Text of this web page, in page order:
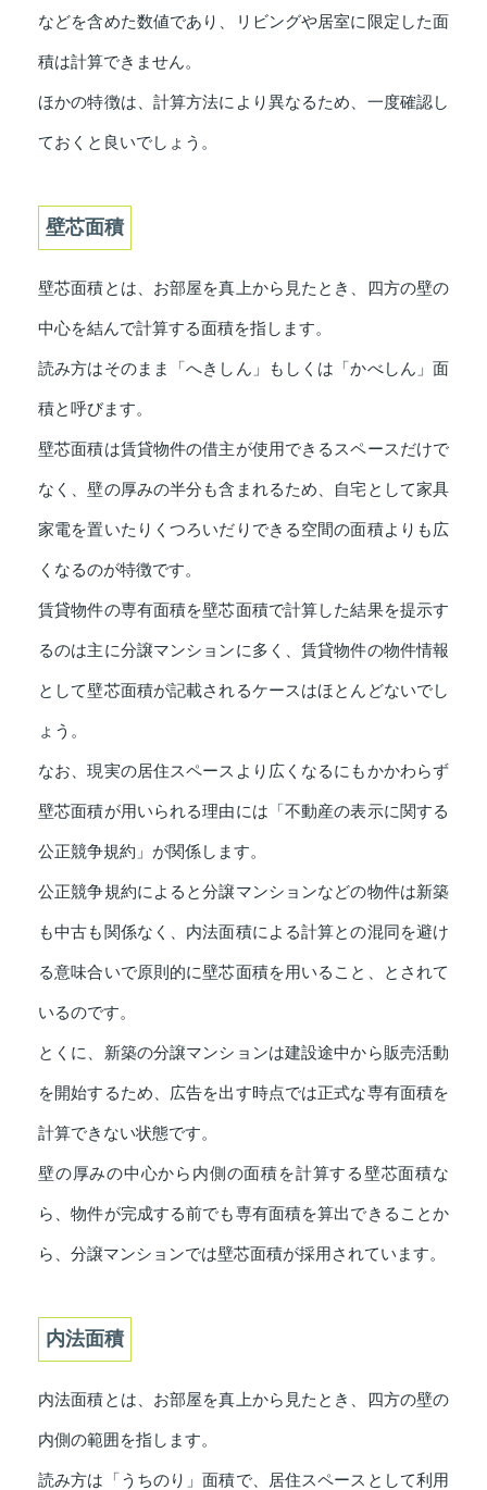
などを含めた数値であり、リビングや居室に限定した面
積は計算できません。
ほかの特徴は、計算方法により異なるため、一度確認し
ておくと良いでしょう。
壁芯面積
壁芯面積とは、お部屋を真上から見たとき、四方の壁の
中心を結んで計算する面積を指します。
読み方はそのまま「へきしん」もしくは「かべしん」面
積と呼びます。
壁芯面積は賃貸物件の借主が使用できるスペースだけで
なく、壁の厚みの半分も含まれるため、自宅として家具
家電を置いたりくつろいだりできる空間の面積よりも広
くなるのが特徴です。
賃貸物件の専有面積を壁芯面積で計算した結果を提示す
るのは主に分譲マンションに多く、賃貸物件の物件情報
として壁芯面積が記載されるケースはほとんどないでし
ょう。
なお、現実の居住スペースより広くなるにもかかわらず
壁芯面積が用いられる理由には「不動産の表示に関する
公正競争規約」が関係します。
公正競争規約によると分譲マンションなどの物件は新築
も中古も関係なく、内法面積による計算との混同を避け
る意味合いで原則的に壁芯面積を用いること、とされて
いるのです。
とくに、新築の分譲マンションは建設途中から販売活動
を開始するため、広告を出す時点では正式な専有面積を
計算できない状態です。
壁の厚みの中心から内側の面積を計算する壁芯面積な
ら、物件が完成する前でも専有面積を算出できることか
ら、分譲マンションでは壁芯面積が採用されています。
内法面積
内法面積とは、お部屋を真上から見たとき、四方の壁の
内側の範囲を指します。
読み方は「うちのり」面積で、居住スペースとして利用